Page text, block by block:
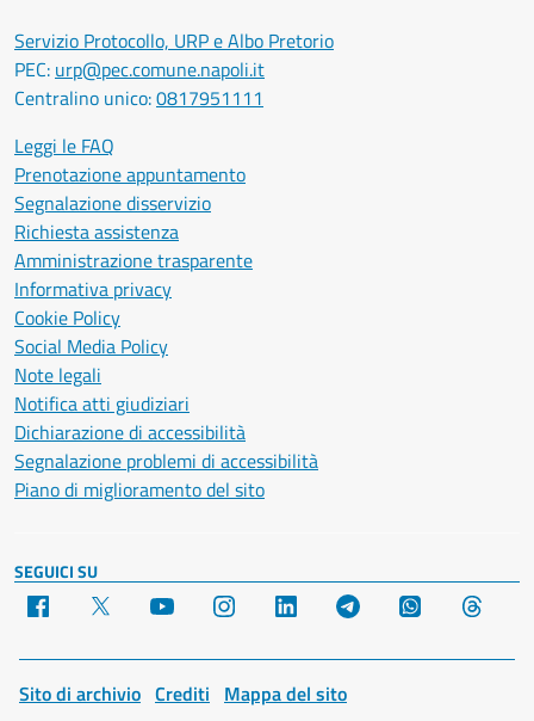
Servizio Protocollo, URP e Albo Pretorio
PEC: urp@pec.comune.napoli.it
Centralino unico:0817951111
Leggi le FAQ
Prenotazione appuntamento
Segnalazione disservizio
Richiesta assistenza
Amministrazione trasparente
Informativa privacy
Cookie Policy
Social Media Policy
Note legali
Notifica atti giudiziari
Dichiarazione di accessibilità
Segnalazione problemi di accessibilità
Piano di miglioramento del sito
SEGUICI SU
Facebook YouTube Instagram LinkedIn Telegram WhatsApp
Sito di archivio Crediti Mappa del sito